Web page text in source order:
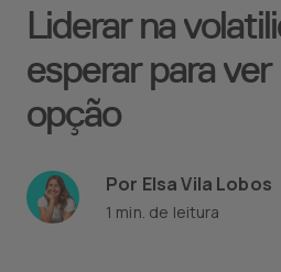
Liderar na
esperar para
opção
Por Elsa Vila Lobos
1 min. de leitura